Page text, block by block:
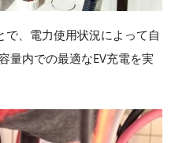
、電力使用状況によって自
量内での最適なEV充電を実